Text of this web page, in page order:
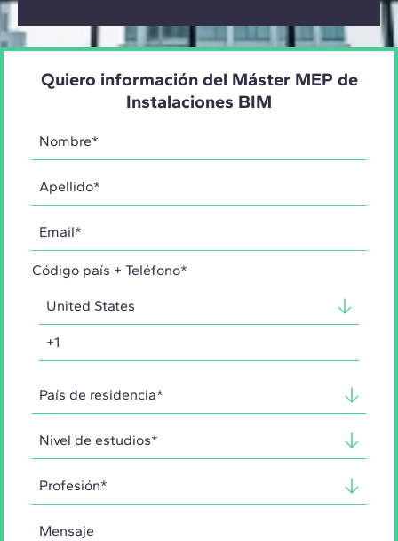
Quiero información del Máster MEP de
Instalaciones BIM
Código país + Teléfono*